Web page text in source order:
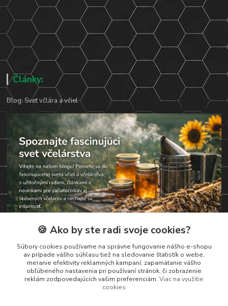
Články:
Blog: Svet včlára a včiel
🍪 Ako by ste radi svoje cookies?
Súbory cookies používame na správne fungovanie nášho e-shopu
av prípade vášho súhlasu tiež na sledovanie štatistík o webe,
meranie efektivity reklamných kampaní, zapamätanie vášho
obľúbeného nastavenia pri používaní stránok, či zobrazenie
reklám zodpovedajúcich vašim preferenciám. Viac na využitie
cookies